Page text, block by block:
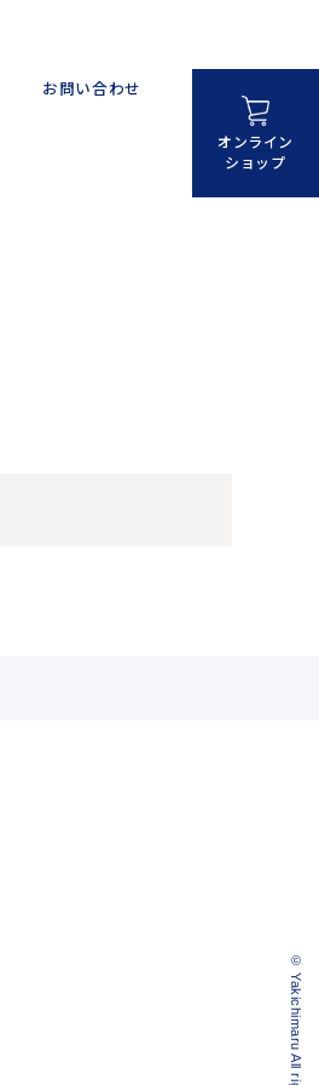
お問い合わせ
オンライン
ショップ